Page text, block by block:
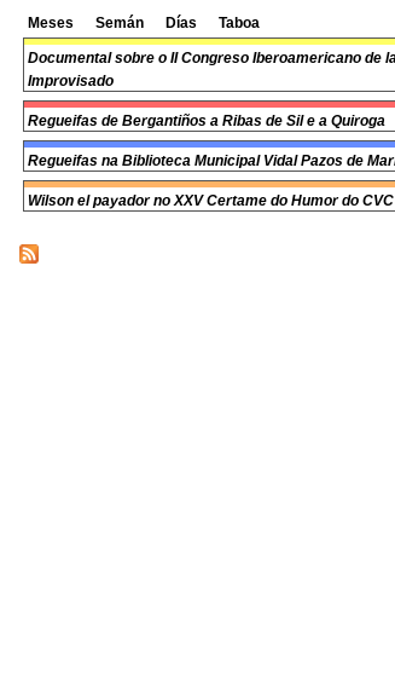
Meses Semán Días Taboa
Documental sobre o II Congreso Iberoamericano de
Improvisado
Regueifas de Bergantiños a Ribas de Sil e a Quiroga
Regueifas na Biblioteca Municipal Vidal Pazos de
Wilson el payador no XXV Certame do Humor do